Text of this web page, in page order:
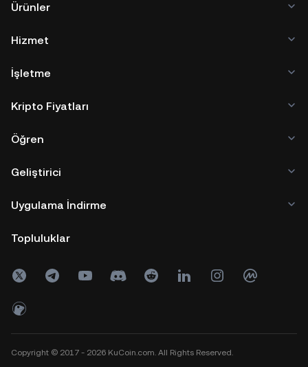
Ürünler
Hizmet
İşletme
Kripto Fiyatları
Öğren
Geliştirici
Uygulama İndirme
Topluluklar
Copyright © 2017 - 2026 KuCoin.com. All Rights Reserved.